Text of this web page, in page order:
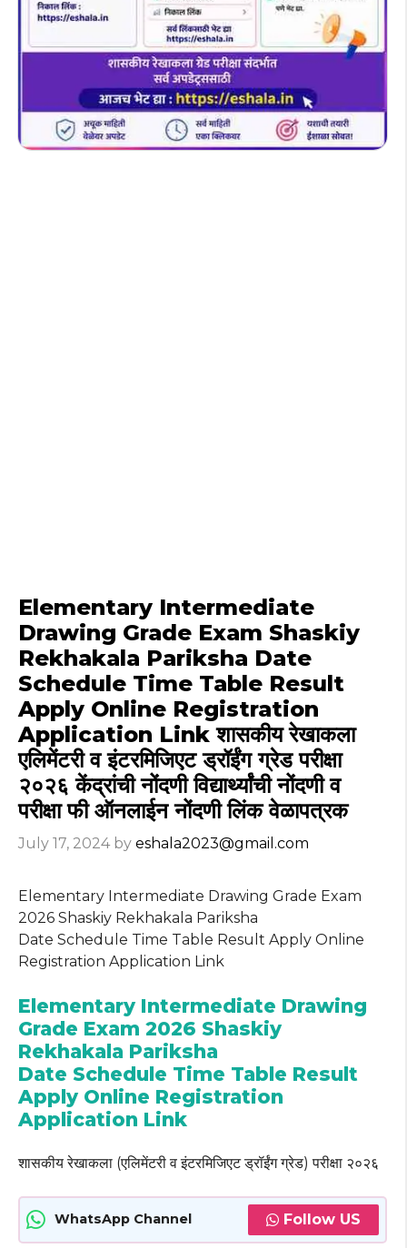
Elementary Intermediate
Drawing Grade Exam Shaskiy
Rekhakala Pariksha Date
Schedule Time Table Result
Apply Online Registration
Application Link शासकीय रेखाकला
एलिमेंटरी व इंटरमिजिएट ड्रॉईंग ग्रेड परीक्षा
२०२६ केंद्रांची नोंदणी विद्यार्थ्यांची नोंदणी व
परीक्षा फी ऑनलाईन नोंदणी लिंक वेळापत्रक
July 17, 2024 by eshala2023@gmail.com
Elementary Intermediate Drawing Grade Exam
2026 Shaskiy Rekhakala Pariksha
Date Schedule Time Table Result Apply Online
Registration Application Link
Elementary Intermediate Drawing
Grade Exam 2026 Shaskiy
Rekhakala Pariksha
Date Schedule Time Table Result
Apply Online Registration
Application Link
शासकीय रेखाकला (एलिमेंटरी व इंटरमिजिएट ड्रॉईंग ग्रेड) परीक्षा २०२६
WhatsApp Channel Follow US